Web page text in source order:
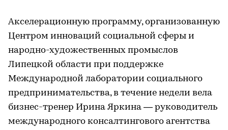
Акселерационную программу, организованную
Центром инноваций социальной сферы и
народно-художественных промыслов
Липецкой области при поддержке
Международной лаборатории социального
предпринимательства, в течение недели вела
бизнес-тренер Ирина Яркина — руководитель
международного консалтингового агентства